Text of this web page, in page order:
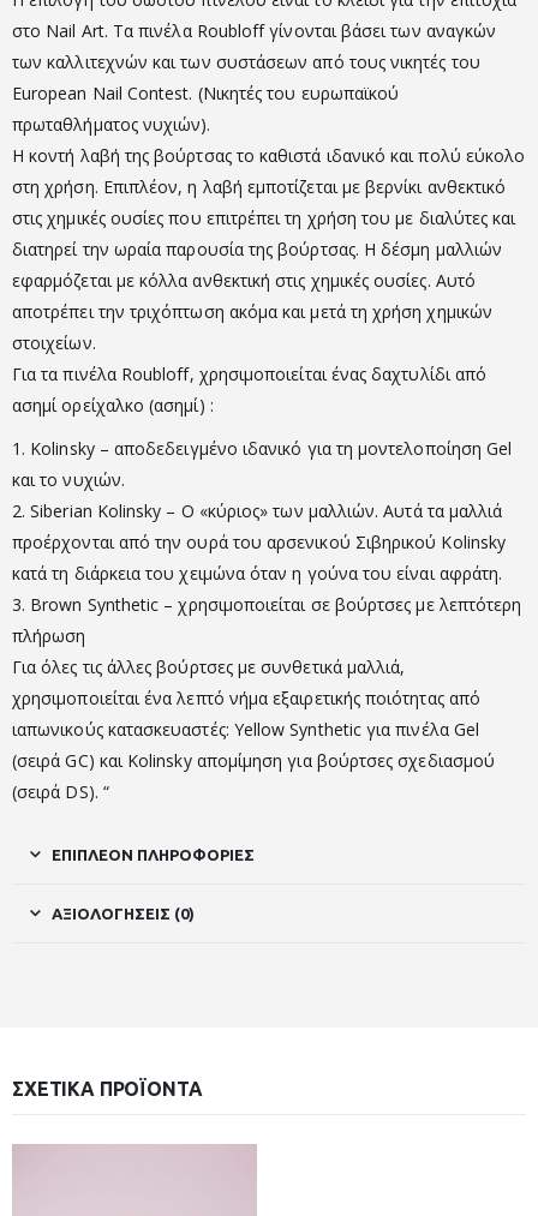
στο Nail Art. Τα πινέλα Roubloff γίνονται βάσει των αναγκών
των καλλιτεχνών και των συστάσεων από τους νικητές του
European Nail Contest. (Νικητές του ευρωπαϊκού
πρωταθλήματος νυχιών).
Η κοντή λαβή της βούρτσας το καθιστά ιδανικό και πολύ εύκολο
στη χρήση. Επιπλέον, η λαβή εμποτίζεται με βερνίκι ανθεκτικό
στις χημικές ουσίες που επιτρέπει τη χρήση του με διαλύτες και
διατηρεί την ωραία παρουσία της βούρτσας. Η δέσμη μαλλιών
εφαρμόζεται με κόλλα ανθεκτική στις χημικές ουσίες. Αυτό
αποτρέπει την τριχόπτωση ακόμα και μετά τη χρήση χημικών
στοιχείων.
Για τα πινέλα Roubloff, χρησιμοποιείται ένας δαχτυλίδι από
ασημί ορείχαλκο (ασημί) :
1. Kolinsky – αποδεδειγμένο ιδανικό για τη μοντελοποίηση Gel
και το νυχιών.
2. Siberian Kolinsky – Ο «κύριος» των μαλλιών. Αυτά τα μαλλιά
προέρχονται από την ουρά του αρσενικού Σιβηρικού Kolinsky
κατά τη διάρκεια του χειμώνα όταν η γούνα του είναι αφράτη.
3. Brown Synthetic – χρησιμοποιείται σε βούρτσες με λεπτότερη
πλήρωση
Για όλες τις άλλες βούρτσες με συνθετικά μαλλιά,
χρησιμοποιείται ένα λεπτό νήμα εξαιρετικής ποιότητας από
ιαπωνικούς κατασκευαστές: Yellow Synthetic για πινέλα Gel
(σειρά GC) και Kolinsky απομίμηση για βούρτσες σχεδιασμού
(σειρά DS). “
ΕΠΙΠΛΈΟΝ ΠΛΗΡΟΦΟΡΊΕΣ
ΑΞΙΟΛΟΓΉΣΕΙΣ (0)
ΣΧΕΤΙΚΆ ΠΡΟΪΌΝΤΑ